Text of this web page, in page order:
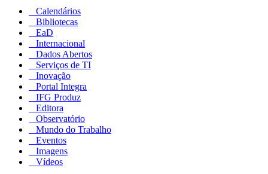
Calendários
Bibliotecas
EaD
Internacional
Dados Abertos
Serviços de TI
Inovação
Portal Integra
IFG Produz
Editora
Observatório
Mundo do Trabalho
Eventos
Imagens
Vídeos